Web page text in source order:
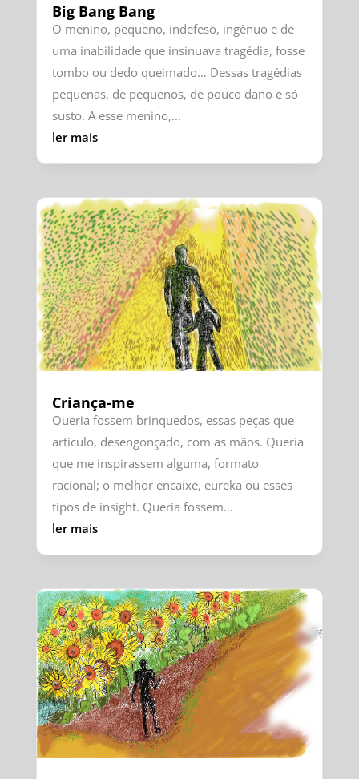
Big Bang Bang
O menino, pequeno, indefeso, ingênuo e de
uma inabilidade que insinuava tragédia, fosse
tombo ou dedo queimado… Dessas tragédias
pequenas, de pequenos, de pouco dano e só
susto. A esse menino,...
ler mais
Criança-me
Queria fossem brinquedos, essas peças que
articulo, desengonçado, com as mãos. Queria
que me inspirassem alguma, formato
racional; o melhor encaixe, eureka ou esses
tipos de insight. Queria fossem...
ler mais